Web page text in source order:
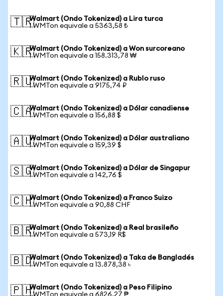
🇹🇷Walmart (Ondo Tokenized) a Lira turca
1 WMTon equivale a 5363,58 ₺
🇰🇷Walmart (Ondo Tokenized) a Won surcoreano
1 WMTon equivale a 158.313,78 ₩
🇷🇺Walmart (Ondo Tokenized) a Rublo ruso
1 WMTon equivale a 9175,74 ₽
🇨🇦Walmart (Ondo Tokenized) a Dólar canadiense
1 WMTon equivale a 156,88 $
🇦🇺Walmart (Ondo Tokenized) a Dólar australiano
1 WMTon equivale a 159,39 $
🇸🇬Walmart (Ondo Tokenized) a Dólar de Singapur
1 WMTon equivale a 142,76 $
🇨🇭Walmart (Ondo Tokenized) a Franco Suizo
1 WMTon equivale a 90,88 CHF
🇧🇷Walmart (Ondo Tokenized) a Real brasileño
1 WMTon equivale a 573,19 R$
🇧🇩Walmart (Ondo Tokenized) a Taka de Bangladés
1 WMTon equivale a 13.878,38 ৳
🇵🇭Walmart (Ondo Tokenized) a Peso Filipino
1 WMTon equivale a 6826,27 ₱